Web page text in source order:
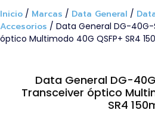
Inicio / Marcas / Data General /
Accesorios / Data General DG-
óptico Multimodo 40G QSFP+ SR4
Data General DG-
Transceiver óptico
SR4